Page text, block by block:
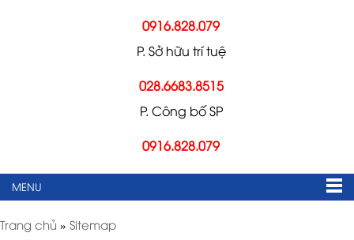
0916.828.079
P. Sở hữu trí tuệ
028.6683.8515
P. Công bố SP
0916.828.079
MENU
Trang chủ » Sitemap